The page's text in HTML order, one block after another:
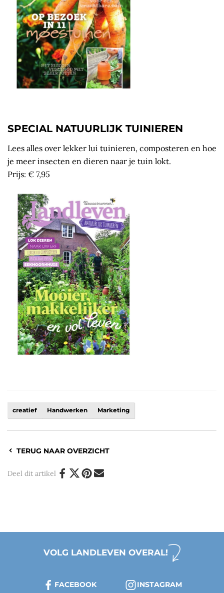
SPECIAL NATUURLIJK TUINIEREN
Lees alles over lekker lui tuinieren, composteren en hoe
je meer insecten en dieren naar je tuin lokt.
Prijs: € 7,95
creatief Handwerken Marketing
TERUG NAAR OVERZICHT
Deel dit artikel
VOLG LANDLEVEN OVERAL!
FACEBOOK INSTAGRAM